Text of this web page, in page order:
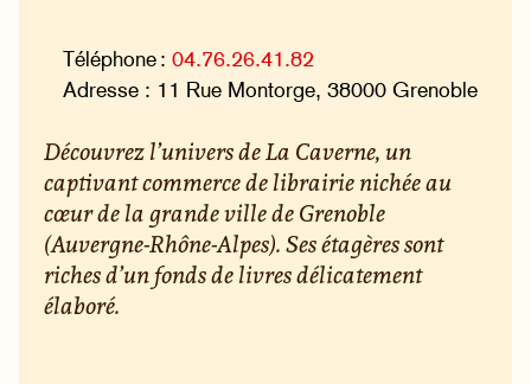
Téléphone :04.76.26.41.82
Adresse : 11 Rue Montorge, 38000 Grenoble
Découvrez l’univers de La Caverne, un
captivant commerce de librairie nichée au
cœur de la grande ville de Grenoble
(Auvergne-Rhône-Alpes). Ses étagères sont
riches d’un fonds de livres délicatement
élaboré.